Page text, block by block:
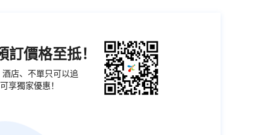
價格至抵！
店、不單只可以追
享獨家優惠！